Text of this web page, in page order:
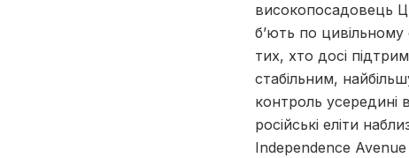
високопосадовець
б’ють по цивільному
тих, хто досі
стабільним,
контроль усередині
російські еліти
Independence Avenue